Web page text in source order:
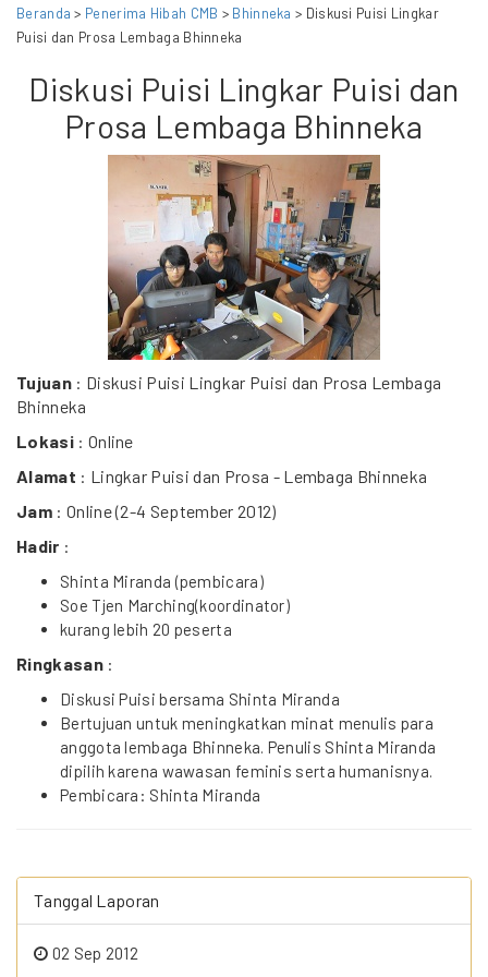
Beranda > Penerima Hibah CMB > Bhinneka> Diskusi Puisi Lingkar
Puisi dan Prosa Lembaga Bhinneka
Diskusi Puisi Lingkar Puisi dan
Prosa Lembaga Bhinneka
Tujuan: Diskusi Puisi Lingkar Puisi dan Prosa Lembaga
Bhinneka
Lokasi: Online
Alamat : Lingkar Puisi dan Prosa - Lembaga Bhinneka
Jam: Online (2-4 September 2012)
Hadir :
Shinta Miranda (pembicara)
Soe Tjen Marching(koordinator)
kurang lebih 20 peserta
Ringkasan:
Diskusi Puisi bersama Shinta Miranda
Bertujuan untuk meningkatkan minat menulis para
anggota lembaga Bhinneka. Penulis Shinta Miranda
dipilih karena wawasan feminis serta humanisnya.
Pembicara: Shinta Miranda
Tanggal Laporan
02 Sep 2012